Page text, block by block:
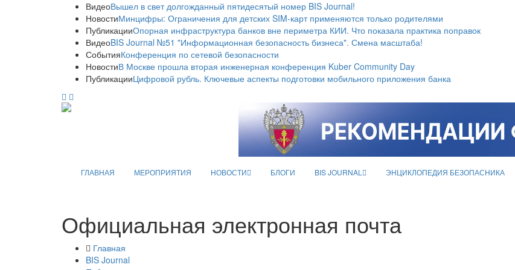
ВидеоВышел в свет долгожданный пятидесятый номер BIS Journal!
НовостиМинцифры: Ограничения для детских SIM-карт применяются только родителями
ПубликацииОпорная инфраструктура банков вне периметра КИИ. Что показала практика поправок
ВидеоBIS Journal №51 "Информационная безопасность бизнеса". Смена масштаба!
СобытияКонференция по сетевой безопасности
НовостиВ Москве прошла вторая инженерная конференция Kuber Community Day
ПубликацииЦифровой рубль. Ключевые аспекты подготовки мобильного приложения банка
ГЛАВНАЯ МЕРОПРИЯТИЯ НОВОСТИ БЛОГИ BIS JOURNAL ЭНЦИКЛОПЕДИЯ БЕЗОПАСНИКА
Официальная электронная почта
Главная
BIS Journal